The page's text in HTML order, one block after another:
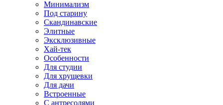
Минимализм
Под старину
Скандинавские
Элитные
Эксклюзивные
Хай-тек
Особенности
Для студии
Для хрущевки
Для дачи
Встроенные
С антресолями